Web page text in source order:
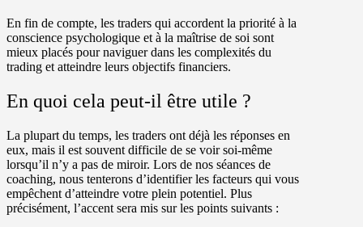
En fin de compte, les traders qui accordent la priorité à la
conscience psychologique et à la maîtrise de soi sont
mieux placés pour naviguer dans les complexités du
trading et atteindre leurs objectifs financiers.
En quoi cela peut-il être utile ?
La plupart du temps, les traders ont déjà les réponses en
eux, mais il est souvent difficile de se voir soi-même
lorsqu’il n’y a pas de miroir. Lors de nos séances de
coaching, nous tenterons d’identifier les facteurs qui vous
empêchent d’atteindre votre plein potentiel. Plus
précisément, l’accent sera mis sur les points suivants :